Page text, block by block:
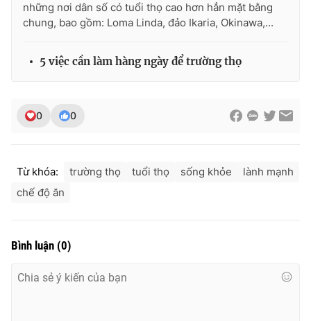
những nơi dân số có tuổi thọ cao hơn hẳn mặt bằng
chung, bao gồm: Loma Linda, đảo Ikaria, Okinawa,...
5 việc cần làm hàng ngày để trường thọ
0 0
Từ khóa: trường thọ tuổi thọ sống khỏe
lành mạnh
chế độ ăn
Bình luận (0)